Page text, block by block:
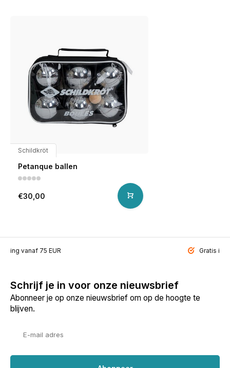
Schildkröt
Petanque ballen
€30,00
vanaf 75 EUR Gratis
Schrijf je in voor onze nieuwsbrief
Abonneer je op onze nieuwsbrief om op de hoogte te
blijven.